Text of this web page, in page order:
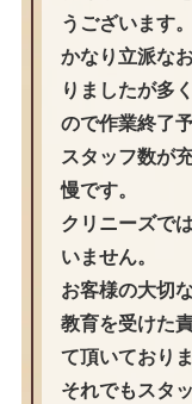
うございます。
かなり立派な
りましたが多
ので作業終了
スタッフ数が
慢です。
クリニーズで
いません。
お客様の大切
教育を受けた
て頂いておりま
それでもスタ